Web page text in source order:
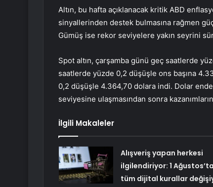
Altın, bu hafta açıklanacak kritik ABD
sinyallerinden destek bulmasına rağmen
Gümüş ise rekor seviyelere yakın seyrini
Spot altın, çarşamba günü geç saatlerde
saatlerde yüzde 0,2 düşüşle ons başına
0,2 düşüşle 4.364,70 dolara indi. Dolar
seviyesine ulaşmasından sonra
İlgili Makaleler
Alışveriş yapan herkesi
ilgilendiriyor: 1 Ağustos’ta
tüm dijital kurallar